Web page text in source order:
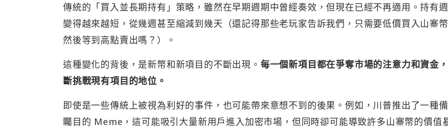
傳統的「買入並長期持有」策略，雖然在早期週期中曾經奏效，但現在已經不再適用。持有
變得越來越短，從幾週甚至縮減到幾天（還記得那些老玩家告訴我們，只需要低價買入山寨
然後等到高點賣出嗎？）。
這種變化的背後，是新幣和新項目的不斷出現。 每一個新項目都在爭奪市場的注意力和資金
斷挑戰現有項目的地位。
即使是一些傳統上被視為利好的事件，也可能帶來意想不到的後果。例如，川普推出了一種
矚目的 Meme，這可能吸引大量新用戶進入加密市場，但同時卻可能導致許多山寨幣的價值